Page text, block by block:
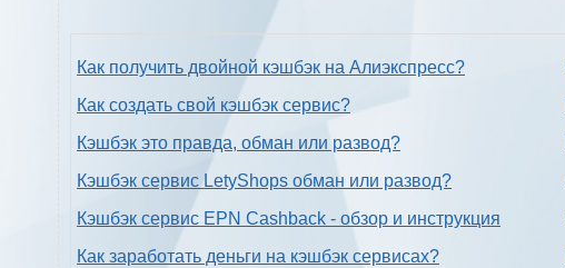
Как получить двойной кэшбэк на Алиэкспресс?
Как создать свой кэшбэк сервис?
Кэшбэк это правда, обман или развод?
Кэшбэк сервис LetyShops обман или развод?
Кэшбэк сервис EPN Cashback - обзор и инструкция
Как заработать деньги на кэшбэк сервисах?